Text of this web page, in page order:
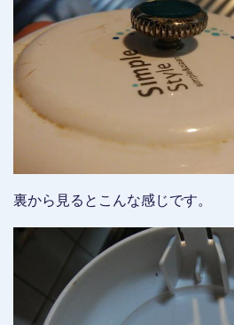
裏から見るとこんな感じです。